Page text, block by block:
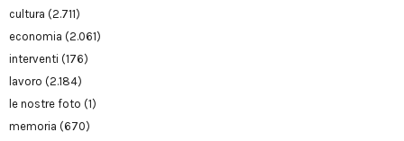
cultura (2.711)
economia (2.061)
interventi (176)
lavoro (2.184)
le nostre foto (1)
memoria (670)